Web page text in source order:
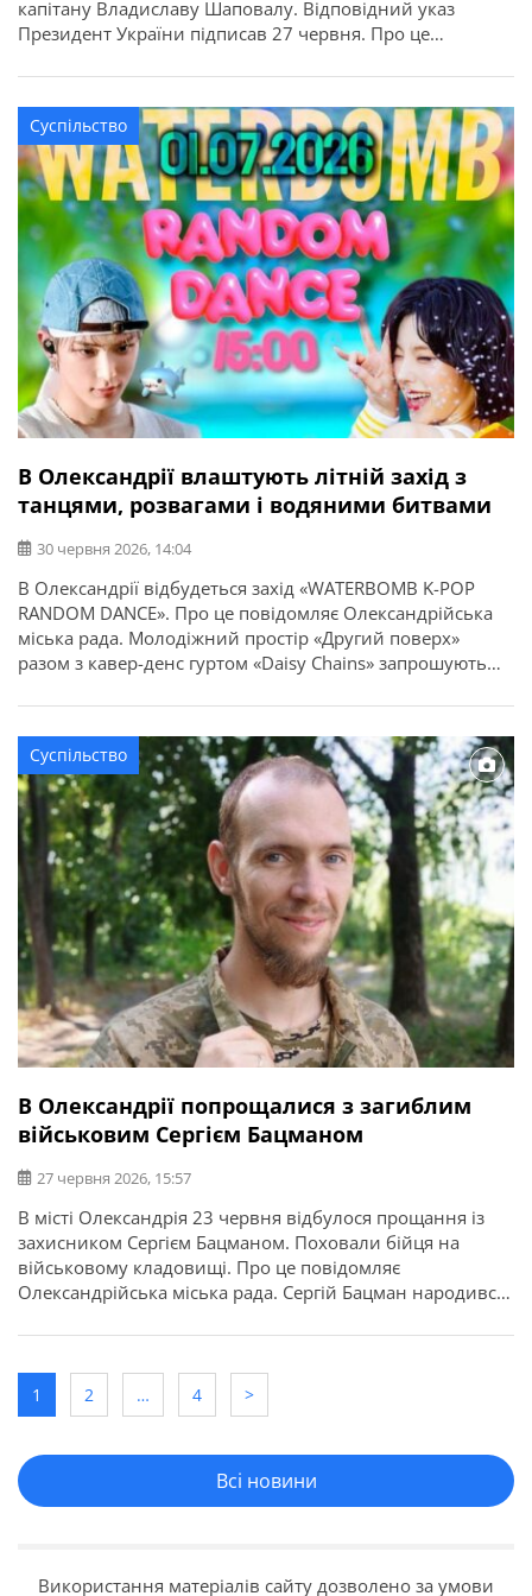
капітану Владиславу Шаповалу. Відповідний указ
Президент України підписав 27 червня. Про це
Військовослужбовець 3-ї бригади оперативного
призначення Владислав Шаповал разом із
побратимами боронив Харківщину, згодом виконував
бойові завдання на Бахмутському напрямку.
Командуючи ротою, він неодноразово відбивав атаки
ворога. Також […]
Суспільство
В Олександрії влаштують літній захід з
танцями, розвагами і водяними битвами
30 червня 2026, 14:04
В Олександрії відбудеться захід «WATERBOMB K-POP
RANDOM DANCE». Про це повідомляє Олександрійська
міська рада. Молодіжний простір «Другий поверх»
разом з кавер-денс гуртом «Daisy Chains» запрошують
танці, водяні розваги та живе спілкування. Коли: 1
липня Час: 15:00 Де: парк Шевченка, біля фонтану
Участь: безкоштовна На учасників чекають: Крім […]
Суспільство
В Олександрії попрощалися з загиблим
військовим Сергієм Бацманом
27 червня 2026, 15:57
В місті Олександрія 23 червня відбулося прощання із
захисником Сергієм Бацманом. Поховали бійця на
військовому кладовищі. Про це повідомляє
Олександрійська міська рада. Сергій Бацман народився
Середню освіту здобув у Вугледарській школі №2.
училищі, де здобув кваліфікацію машиніст електровоза.
Життя випробовувало Сергія на […]
1 2 … 4 >
Всі новини
Використання матеріалів сайту дозволено за умови